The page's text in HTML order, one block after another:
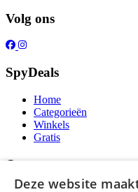
Volg ons
SpyDeals
Home
Categorieën
Winkels
Gratis
Over ons
Deze website